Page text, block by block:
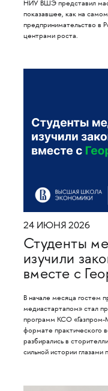
НИУ ВШЭ представил
показавшее, как на
предпринимательство в
центрами роста.
24 ИЮНЯ 2026
Студенты
изучили
вместе с
В начале месяца гостем
медиастартапом» стал
программ КСО «Газпром-
формате практического
разбирались в
сильной истории